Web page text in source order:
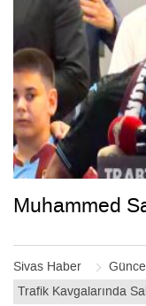
Sivas Haber
Trafik Kavgalarında
Muhammed